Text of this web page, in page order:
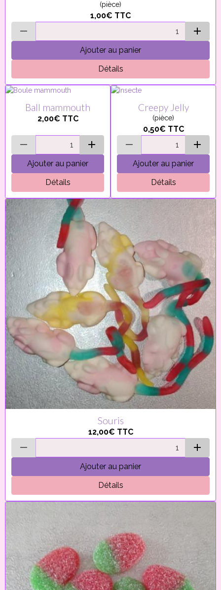
(pièce)
1,00€ TTC
Ajouter au panier
Détails
Ball mammouth
2,00€ TTC
Ajouter au panier
Détails
Creepy Jelly
(pièce)
0,50€ TTC
Ajouter au panier
Détails
Souris
12,00€ TTC
Ajouter au panier
Détails